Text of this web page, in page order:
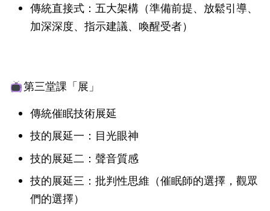
傳統直接式：五大架構（準備前提、放鬆引導、
加深深度、指示建議、喚醒受者）
第三堂課「展」
傳統催眠技術展延
技的展延一：目光眼神
技的展延二：聲音質感
技的展延三：批判性思維（催眠師的選擇，觀眾
們的選擇）